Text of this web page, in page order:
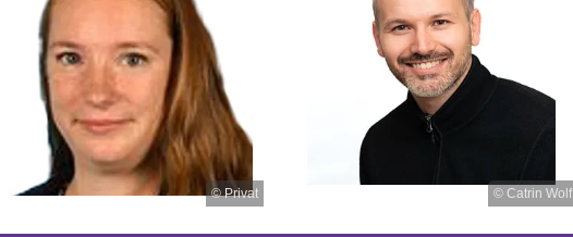
© Privat © Catrin Wolf